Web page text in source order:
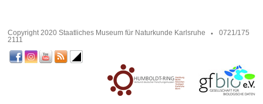
Copyright 2020 Staatliches Museum für Naturkunde Karlsruhe
0721/175
2111